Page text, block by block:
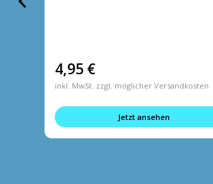
4,95 €
inkl. MwSt. zzgl. möglicher Versandkosten
Jetzt ansehen